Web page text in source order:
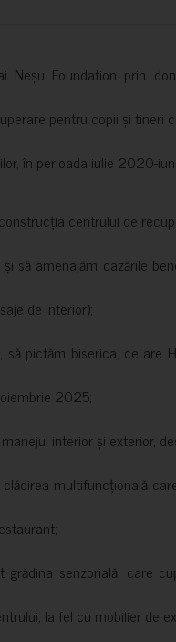
Neșu Foundation prin
pentru copii și tineri
în perioada iulie 2020-
centrului de
să amenajăm cazările
de interior);
să pictăm biserica, ce are
2025;
interior și exterior,
multifuncțională
grădina senzorială, care
la fel cu mobilier de